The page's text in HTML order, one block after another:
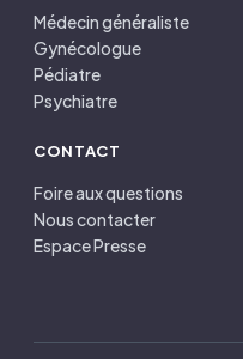
Médecin généraliste
Gynécologue
Pédiatre
Psychiatre
CONTACT
Foire aux questions
Nous contacter
Espace Presse